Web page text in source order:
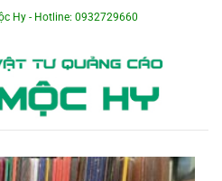
Hy - Hotline: 0932729660